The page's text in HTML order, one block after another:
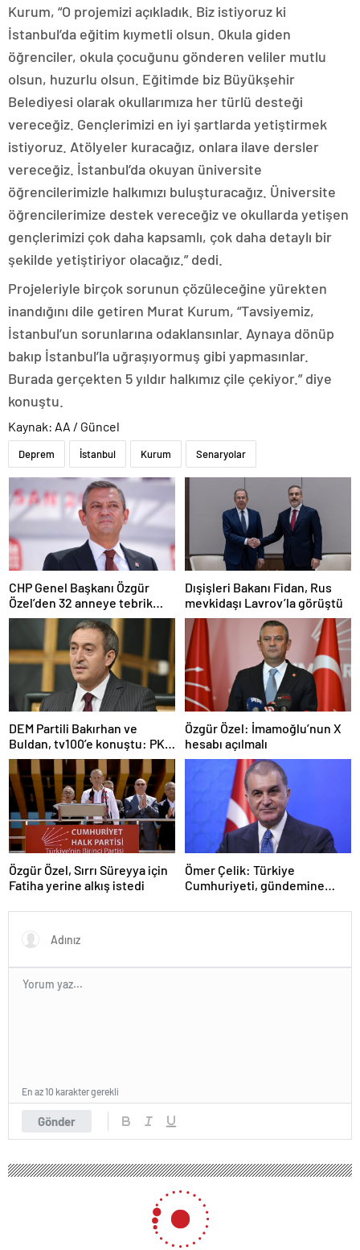
Kurum, “O projemizi açıkladık. Biz istiyoruz ki
İstanbul’da eğitim kıymetli olsun. Okula giden
öğrenciler, okula çocuğunu gönderen veliler mutlu
olsun, huzurlu olsun. Eğitimde biz Büyükşehir
Belediyesi olarak okullarımıza her türlü desteği
vereceğiz. Gençlerimizi en iyi şartlarda yetiştirmek
istiyoruz. Atölyeler kuracağız, onlara ilave dersler
vereceğiz. İstanbul’da okuyan üniversite
öğrencilerimizle halkımızı buluşturacağız. Üniversite
öğrencilerimize destek vereceğiz ve okullarda yetişen
gençlerimizi çok daha kapsamlı, çok daha detaylı bir
şekilde yetiştiriyor olacağız.” dedi.
Projeleriyle birçok sorunun çözüleceğine yürekten
inandığını dile getiren Murat Kurum, “Tavsiyemiz,
İstanbul’un sorunlarına odaklansınlar. Aynaya dönüp
bakıp İstanbul’la uğraşıyormuş gibi yapmasınlar.
Burada gerçekten 5 yıldır halkımız çile çekiyor.” diye
konuştu.
Kaynak: AA / Güncel
Deprem İstanbul Kurum Senaryolar
CHP Genel Başkanı Özgür
Özel’den 32 anneye tebrik
telefonu
Dışişleri Bakanı Fidan, Rus
mevkidaşı Lavrov’la görüştü
DEM Partili Bakırhan ve
Buldan, tv100’e konuştu: PKK
ne zaman kendini feshedecek
Özgür Özel: İmamoğlu’nun X
hesabı açılmalı
Özgür Özel, Sırrı Süreyya için
Fatiha yerine alkış istedi
Ömer Çelik: Türkiye
Cumhuriyeti, gündemine
Gönder
En az 10 karakter gerekli